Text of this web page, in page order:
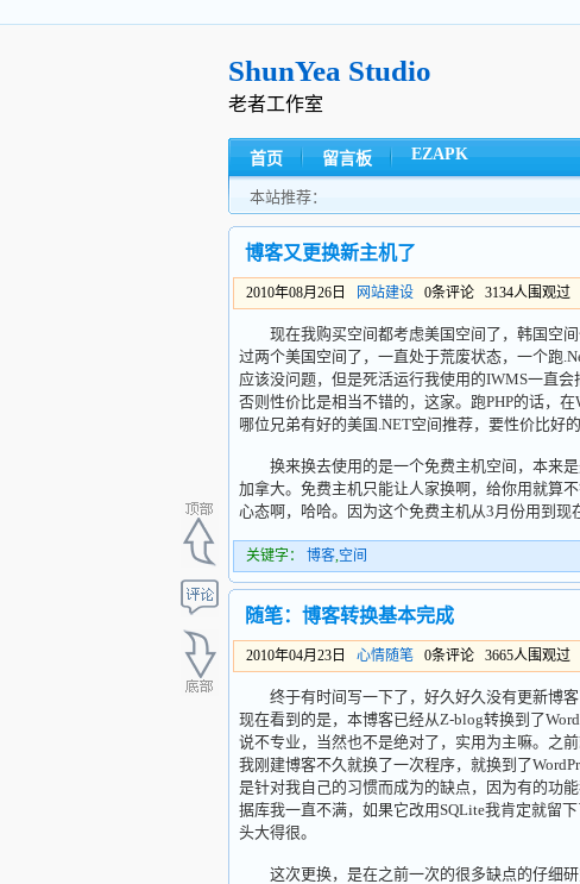
ShunYea Studio
老者工作室
首页 留言板 EZAPK
本站推荐：
博客又更换新主机了
2010年08月26日 网站建设 0条评论 3134人围观过
现在我购买空间都考虑美国空间了，韩国空间
过两个美国空间了，一直处于荒废状态，一个跑
应该没问题，但是死活运行我使用的IWMS一直
否则性价比是相当不错的，这家。跑PHP的话，
哪位兄弟有好的美国.NET空间推荐，要性价比好的
换来换去使用的是一个免费主机空间，本来是
加拿大。免费主机只能让人家换啊，给你用就算
心态啊，哈哈。因为这个免费主机从3月份用到现
关键字： 博客,空间
随笔：博客转换基本完成
2010年04月23日 心情随笔 0条评论 3665人围观过
终于有时间写一下了，好久好久没有更新博客
现在看到的是，本博客已经从Z-blog转换到了
说不专业，当然也不是绝对了，实用为主嘛。之
我刚建博客不久就换了一次程序，就换到了
是针对我自己的习惯而成为的缺点，因为有的功
据库我一直不满，如果它改用SQLite我肯定就留
头大得很。
这次更换，是在之前一次的很多缺点的仔细研